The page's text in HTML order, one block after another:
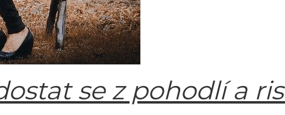
se z pohodlí a